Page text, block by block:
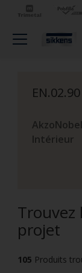
EN.02.90
Intérieur
projet
105 Produits